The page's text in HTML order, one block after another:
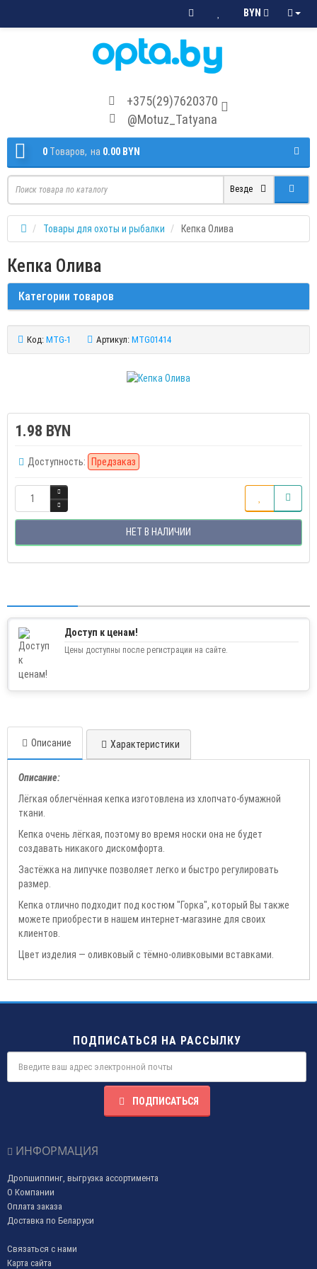
BYN
+375(29)7620370
@Motuz_Tatyana
0 Tоваров, на 0.00 BYN
Везде
Товары для охоты и рыбалки Кепка Олива
Кепка Олива
Категории товаров
Код: MTG-1 Артикул: MTG01414
1.98 BYN
Доступность: Предзаказ
НЕТ В НАЛИЧИИ
Доступ к ценам!
Цены доступны после регистрации на сайте.
Описание Характеристики
Описание:
Лёгкая облегчённая кепка изготовлена из хлопчато-бумажной
ткани.
Кепка очень лёгкая, поэтому во время носки она не будет
создавать никакого дискомфорта.
Застёжка на липучке позволяет легко и быстро регулировать
размер.
Кепка отлично подходит под костюм "Горка", который Вы также
можете приобрести в нашем интернет-магазине для своих
клиентов.
Цвет изделия ― оливковый с тёмно-оливковыми вставками.
ПОДПИСАТЬСЯ НА РАССЫЛКУ
ПОДПИСАТЬСЯ
ИНФОРМАЦИЯ
Дропшиппинг, выгрузка ассортимента
О Компании
Оплата заказа
Доставка по Беларуси
Связаться с нами
Карта сайта